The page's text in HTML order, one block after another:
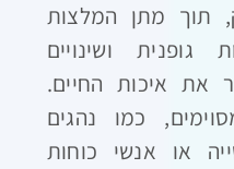
תוך מתן המלצות
גופנית ושינויים
את איכות החיים.
כמו נהגים
או אנשי כוחות